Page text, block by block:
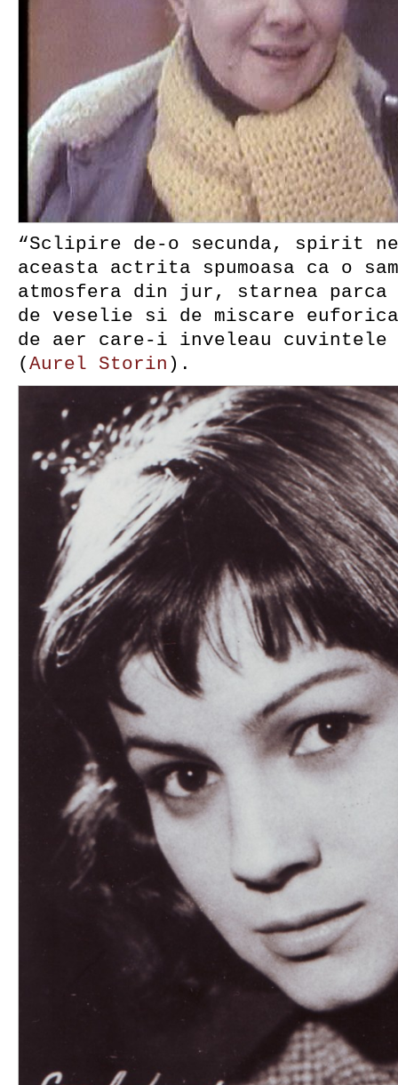
“Sclipire de-o secunda, spirit
aceasta actrita spumoasa ca o
atmosfera din jur, starnea
de veselie si de miscare
de aer care-i inveleau cuvintele
( Aurel Storin ).